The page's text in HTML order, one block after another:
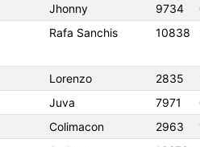
Jhonny 9734
Rafa Sanchis 10838
Lorenzo 2835
Juva 7971
Colimacon 2963